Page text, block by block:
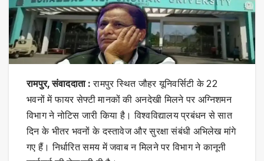
रामपुर, संवाददाता : रामपुर स्थित जौहर यूनिवर्सिटी के 22
भवनों में फायर सेफ्टी मानकों की अनदेखी मिलने पर अग्निशमन
विभाग ने नोटिस जारी किया है। विश्वविद्यालय प्रबंधन से सात
दिन के भीतर भवनों के दस्तावेज और सुरक्षा संबंधी अभिलेख मांगे
गए हैं। निर्धारित समय में जवाब न मिलने पर विभाग ने कानूनी